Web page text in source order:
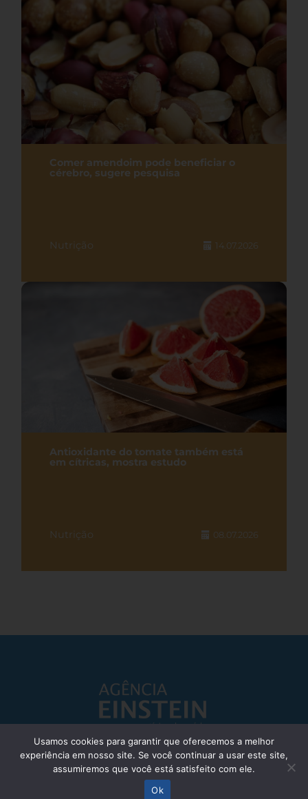
Comer amendoim pode beneficiar o
cérebro, sugere pesquisa
Nutrição 14.07.2026
Antioxidante do tomate também está
em cítricas, mostra estudo
Nutrição 08.07.2026
Responsável Técnico: Dr. Eliezer Silva - CRM: 85148-SP
© Einstein Hospital Israelita 2025 - Todos os direitos reservados
Usamos cookies para garantir que oferecemos a melhor
experiência em nosso site. Se você continuar a usar este site,
assumiremos que você está satisfeito com ele.
Ok